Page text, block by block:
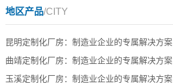
地区产品/CITY
昆明定制化厂房：制造业企业的专属解决方案
曲靖定制化厂房：制造业企业的专属解决方案
玉溪定制化厂房：制造业企业的专属解决方案